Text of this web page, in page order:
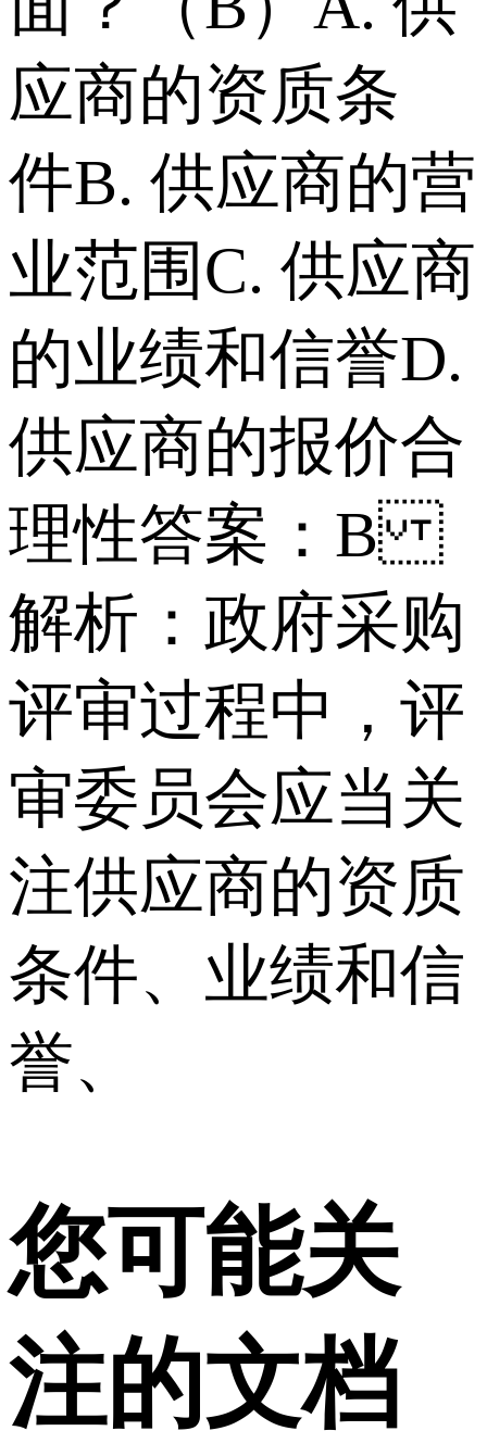
应商的资质条
件 B. 供应商的营
业范围 C. 供应商
的业绩和信誉 D.
供应商的报价合
理性 答案：B
解析：政府采购
评审过程中，评
审委员会应当关
注供应商的资质
条件、业绩和信
誉、
您可能关
注的文档